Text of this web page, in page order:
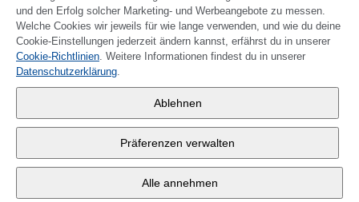
FRANÇAIS
Fabrikstrasse 10, 3176 Neuenegg
Mo - Fr 9:00 - 12:00 Uhr
und den Erfolg solcher Marketing- und Werbeangebote zu messen.
Welche Cookies wir jeweils für wie lange verwenden, und wie du deine
Cookie-Einstellungen jederzeit ändern kannst, erfährst du in unserer
Cookie-Richtlinien. Weitere Informationen findest du in unserer
Datenschutzerklärung.
Ablehnen
Präferenzen verwalten
Alle annehmen